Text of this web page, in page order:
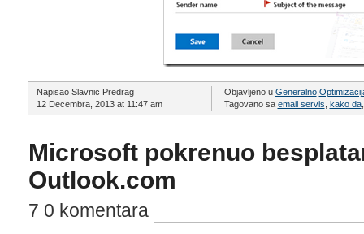
Napisao Slavnic Predrag
12 Decembra, 2013 at 11:47 am
Objavljeno u Generalno,
Tagovano sa email servis kako da
Microsoft pokrenuo
Outlook.com
7 0 komentara